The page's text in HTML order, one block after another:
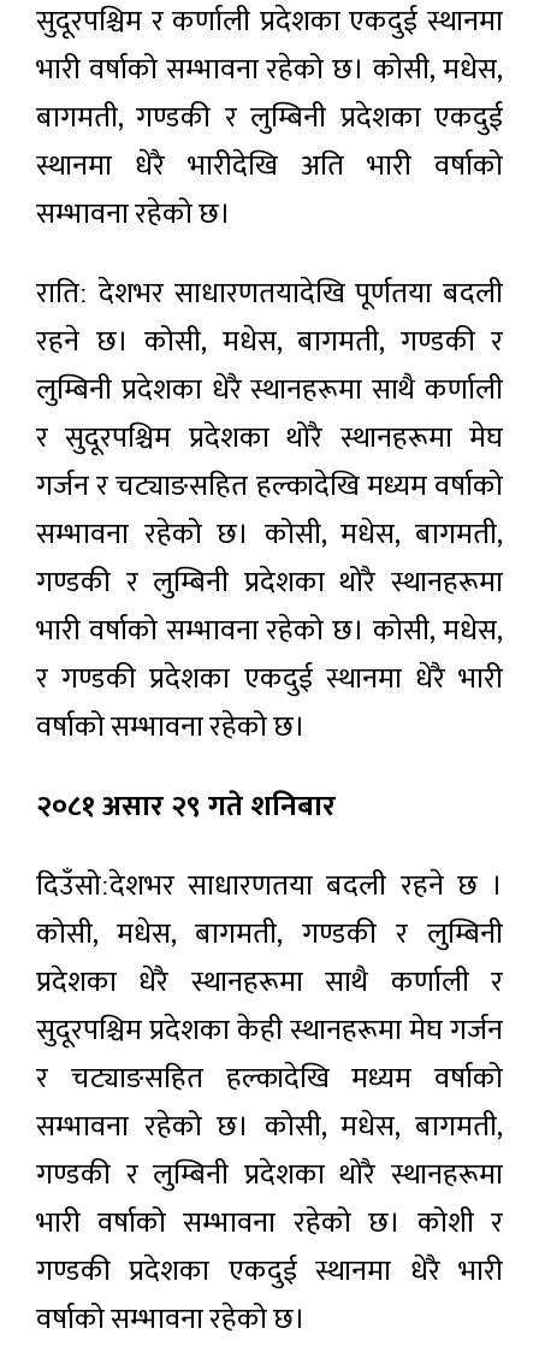
सुदूरपश्चिम र कर्णाली प्रदेशका एकदुई स्थानमा
भारी वर्षाको सम्भावना रहेको छ। कोसी, मधेस,
बागमती, गण्डकी र लुम्बिनी प्रदेशका एकदुई
स्थानमा धेरै भारीदेखि अति भारी वर्षाको
सम्भावना रहेको छ।
रातिː देशभर साधारणतयादेखि पूर्णतया बदली
रहने छ। कोसी, मधेस, बागमती, गण्डकी र
लुम्बिनी प्रदेशका धेरै स्थानहरूमा साथै कर्णाली
र सुदूरपश्चिम प्रदेशका थोरै स्थानहरूमा मेघ
गर्जन र चट्याङसहित हल्कादेखि मध्यम वर्षाको
सम्भावना रहेको छ। कोसी, मधेस, बागमती,
गण्डकी र लुम्बिनी प्रदेशका थोरै स्थानहरूमा
भारी वर्षाको सम्भावना रहेको छ। कोसी, मधेस,
र गण्डकी प्रदेशका एकदुई स्थानमा धेरै भारी
वर्षाको सम्भावना रहेको छ।
२०८१ असार २९ गते शनिबार
दिउँसोːदेशभर साधारणतया बदली रहने छ ।
कोसी, मधेस, बागमती, गण्डकी र लुम्बिनी
प्रदेशका धेरै स्थानहरूमा साथै कर्णाली र
सुदूरपश्चिम प्रदेशका केही स्थानहरूमा मेघ गर्जन
र चट्याङसहित हल्कादेखि मध्यम वर्षाको
सम्भावना रहेको छ। कोसी, मधेस, बागमती,
गण्डकी र लुम्बिनी प्रदेशका थोरै स्थानहरूमा
भारी वर्षाको सम्भावना रहेको छ। कोशी र
गण्डकी प्रदेशका एकदुई स्थानमा धेरै भारी
वर्षाको सम्भावना रहेको छ।